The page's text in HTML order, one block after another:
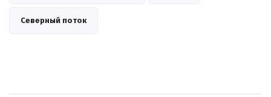
Северный поток